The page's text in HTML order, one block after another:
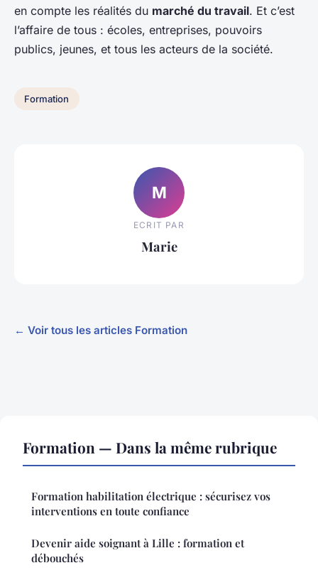
en compte les réalités du marché du travail. Et c’est
l’affaire de tous : écoles, entreprises, pouvoirs
publics, jeunes, et tous les acteurs de la société.
Formation
M
ECRIT PAR
Marie
← Voir tous les articles Formation
Formation — Dans la même rubrique
Formation habilitation électrique : sécurisez vos
interventions en toute confiance
Devenir aide soignant à Lille : formation et
débouchés